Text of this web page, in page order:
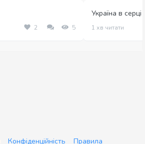
2 5
Україна в серці
1 хв читати
Конфіденційність Правила